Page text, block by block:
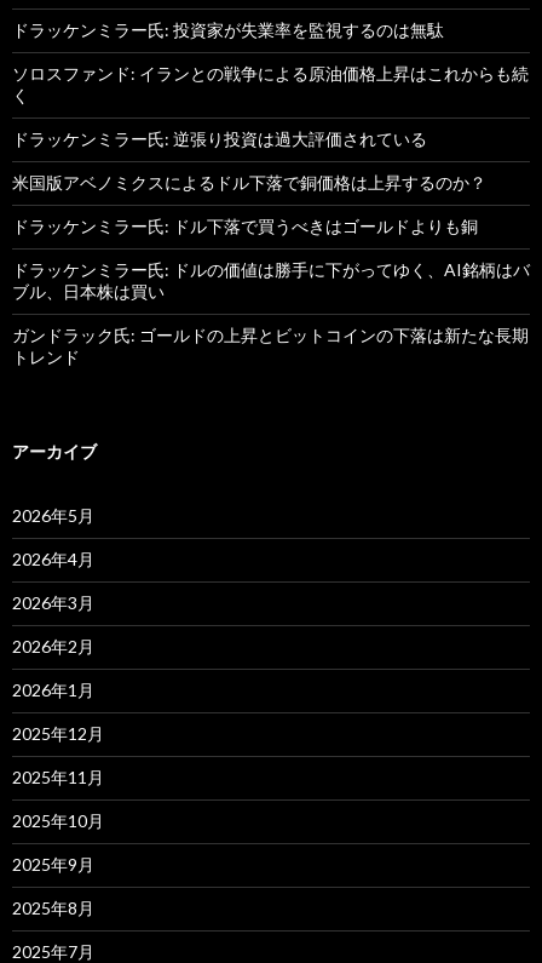
ドラッケンミラー氏: 投資家が失業率を監視するのは無駄
ソロスファンド: イランとの戦争による原油価格上昇はこれからも続
く
ドラッケンミラー氏: 逆張り投資は過大評価されている
米国版アベノミクスによるドル下落で銅価格は上昇するのか？
ドラッケンミラー氏: ドル下落で買うべきはゴールドよりも銅
ドラッケンミラー氏: ドルの価値は勝手に下がってゆく、AI銘柄はバ
ブル、日本株は買い
ガンドラック氏: ゴールドの上昇とビットコインの下落は新たな長期
トレンド
アーカイブ
2026年5月
2026年4月
2026年3月
2026年2月
2026年1月
2025年12月
2025年11月
2025年10月
2025年9月
2025年8月
2025年7月